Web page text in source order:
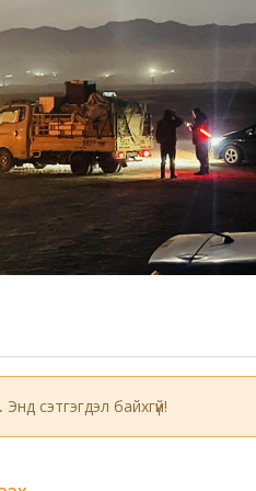
Энд сэтгэгдэл байхгүй!